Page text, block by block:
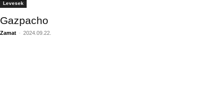
Levesek
Gazpacho
Zamat - 2024.09.22.